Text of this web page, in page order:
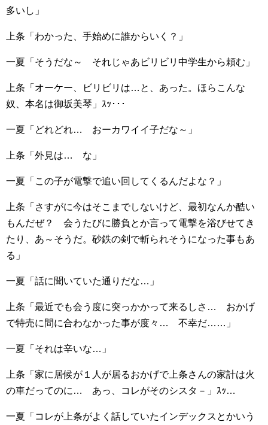
多いし」
上条「わかった、手始めに誰からいく？」
一夏「そうだな～ それじゃあビリビリ中学生から頼む」
上条「オーケー、ビリビリは…と、あった。ほらこんな
奴、本名は御坂美琴」ｽｯ･･･
一夏「どれどれ… おーカワイイ子だな～」
上条「外見は… な」
一夏「この子が電撃で追い回してくるんだよな？」
上条「さすがに今はそこまでしないけど、最初なんか酷い
もんだぜ？ 会うたびに勝負とか言って電撃を浴びせてき
たり、あ～そうだ。砂鉄の剣で斬られそうになった事もあ
る」
一夏「話に聞いていた通りだな…」
上条「最近でも会う度に突っかかって来るしさ… おかげ
で特売に間に合わなかった事が度々… 不幸だ……」
一夏「それは辛いな…」
上条「家に居候が１人が居るおかげで上条さんの家計は火
の車だってのに… あっ、コレがそのシスタ－」ｽｯ…
一夏「コレが上条がよく話していたインデックスとかいう